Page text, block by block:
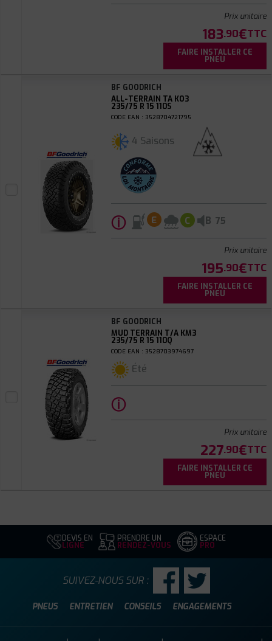
Prix unitaire
183.90€TTC
FAIRE INSTALLER CE
PNEU
BF GOODRICH
ALL-TERRAIN TA KO3
235/75 R 15 110S
CODE EAN : 3528704721795
4 Saisons
ⓘ E C B 75
Prix unitaire
195.90€TTC
FAIRE INSTALLER CE
PNEU
BF GOODRICH
MUD TERRAIN T/A KM3
235/75 R 15 110Q
CODE EAN : 3528703974697
Été
ⓘ
Prix unitaire
227.90€TTC
FAIRE INSTALLER CE
PNEU
DEVIS EN
LIGNE
PRENDRE UN
RENDEZ-VOUS
ESPACE
PRO
PNEUS ENTRETIEN CONSEILS ENGAGEMENTS
SUIVEZ-NOUS SUR :